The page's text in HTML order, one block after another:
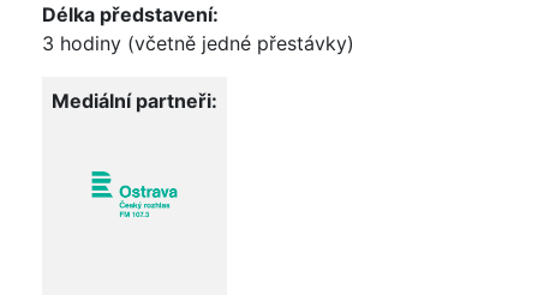
Délka představení:
3 hodiny (včetně jedné přestávky)
Mediální partneři: